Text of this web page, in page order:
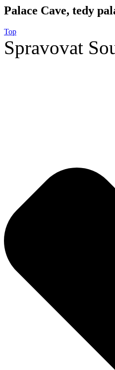
Palace Cave, tedy
Top
Spravovat